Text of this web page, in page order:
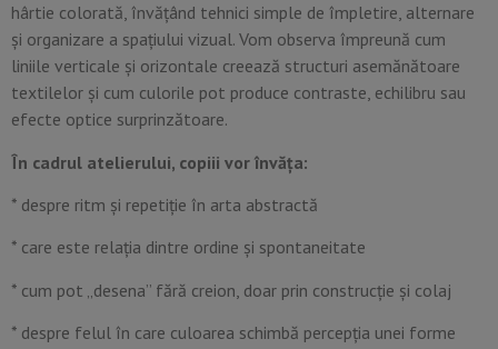
hârtie colorată, învățând tehnici simple de împletire, alternare
și organizare a spațiului vizual. Vom observa împreună cum
liniile verticale și orizontale creează structuri asemănătoare
textilelor și cum culorile pot produce contraste, echilibru sau
efecte optice surprinzătoare.
În cadrul atelierului, copiii vor învăța:
* despre ritm și repetiție în arta abstractă
* care este relația dintre ordine și spontaneitate
* cum pot „desena” fără creion, doar prin construcție și colaj
* despre felul în care culoarea schimbă percepția unei forme